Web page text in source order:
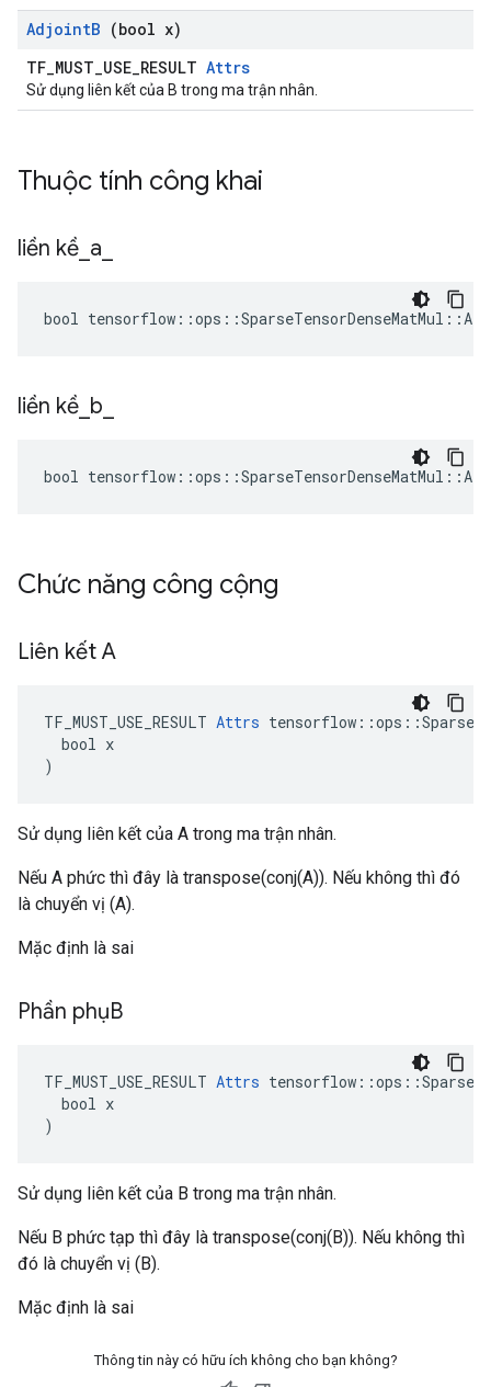
AdjointB (bool x)
TF_MUST_USE_RESULT Attrs
Sử dụng liên kết của B trong ma trận nhân.
Thuộc tính công khai
liền kề a
bool
liền kề b
bool
Chức năng công cộng
Liên kết A
TF_MUST_USE_RESULT Attrs
  bool x
)
Sử dụng liên kết của A trong ma trận nhân.
Nếu A phức thì đây là transpose(conj(A)). Nếu không thì đó
là chuyển vị (A).
Mặc định là sai
Phần phụB
TF_MUST_USE_RESULT Attrs
  bool x
)
Sử dụng liên kết của B trong ma trận nhân.
Nếu B phức tạp thì đây là transpose(conj(B)). Nếu không thì
đó là chuyển vị (B).
Mặc định là sai
Thông tin này có hữu ích không cho bạn không?